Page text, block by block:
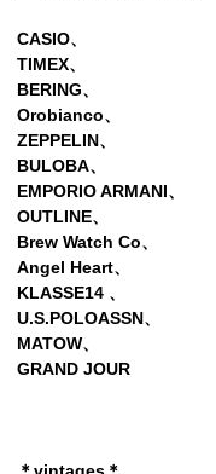
CASIO、
TIMEX、
BERING、
Orobianco、
ZEPPELIN、
BULOBA、
EMPORIO ARMANI、
OUTLINE、
Brew Watch Co、
Angel Heart、
KLASSE14 、
U.S.POLOASSN、
MATOW、
GRAND JOUR